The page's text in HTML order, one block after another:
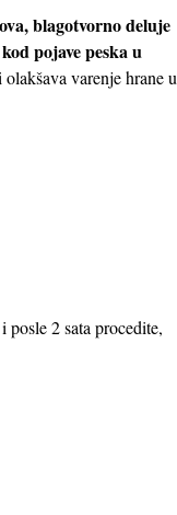
blagotvorno deluje
pojave peska u
varenje hrane u
2 sata procedite,